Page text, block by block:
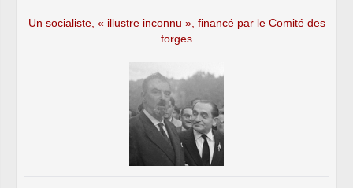
Un socialiste, « illustre inconnu », financé par le Comité des
forges